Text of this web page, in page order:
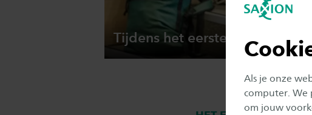
Als je onze
computer. We
om jouw
Tijdens het eerste jaar staat